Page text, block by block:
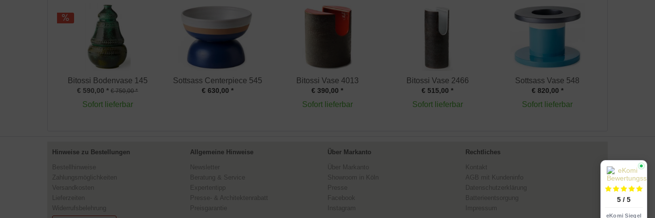
Bitossi Bodenvase 145
€ 590,00 * € 750,00 *
Sofort lieferbar
Sottsass Centerpiece 545
€ 630,00 *
Bitossi Vase 4013
€ 390,00 *
Sofort lieferbar
Bitossi Vase 2466
€ 515,00 *
Sofort lieferbar
Sottsass Vase 548
€ 820,00 *
Sofort lieferbar
Hinweise zu Bestellungen
Bestellhinweise
Zahlungsmöglichkeiten
Versandkosten
Lieferzeiten
Widerrufsbelehrung
Allgemeine Hinweise
Newsletter
Beratung & Service
Expertentipp
Presse- & Architektenrabatt
Preisgarantie
Über Markanto
Über Markanto
Showroom in Köln
Presse
Facebook
Instagram
Rechtliches
Kontakt
AGB mit Kundeninfo
Datenschutzerklärung
Batterieentsorgung
Impressum
5 / 5
eKomi Siegel